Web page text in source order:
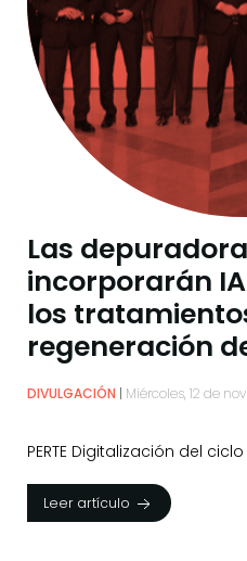
Las
incorporarán
los
regeneración
DIVULGACIÓN Miércoles, 12 de
PERTE Digitalización del
Leer artículo